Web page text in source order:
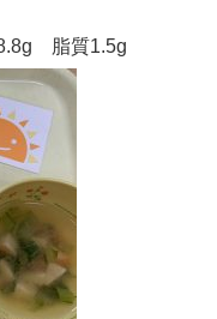
脂質1.5g